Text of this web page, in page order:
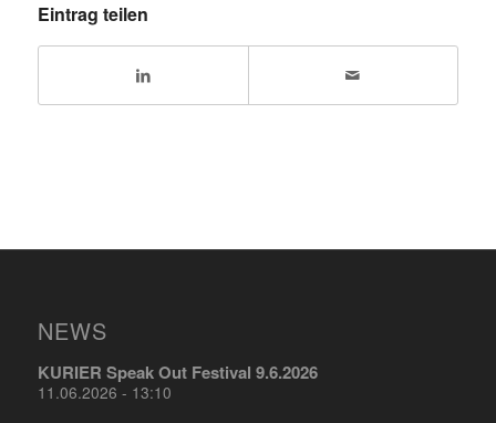
Eintrag teilen
NEWS
KURIER Speak Out Festival 9.6.2026
11.06.2026 - 13:10